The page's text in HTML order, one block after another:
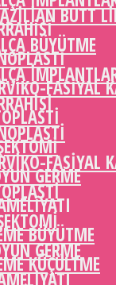
FASIYAL
GERME
BÜYÜTME
KÜÇÜLTME
BUTT
BÜYÜTME
FASIYAL
GERME